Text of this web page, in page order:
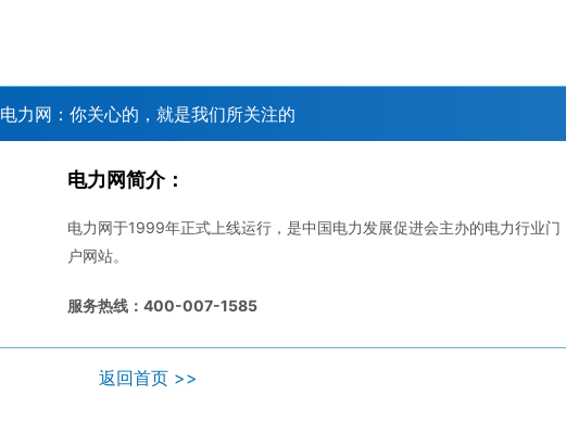
电力网：你关心的，就是我们所关注的
电力网简介：
电力网于1999年正式上线运行，是中国电力发展促进会主办的电力行业门
户网站。
服务热线：400-007-1585
返回首页 >>